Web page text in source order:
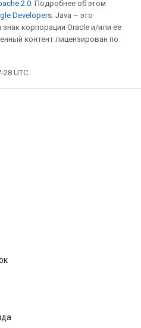
2.0. Подробнее об этом
Developers. Java – это
корпорации Oracle и/или ее
контент лицензирован по
UTC.